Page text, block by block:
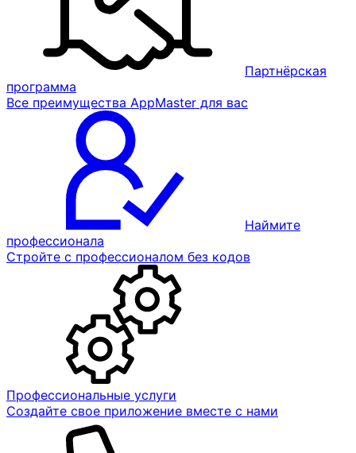
Партнёрская
программа
Все преимущества AppMaster для вас
Наймите
профессионала
Стройте с профессионалом без кодов
Профессиональные услуги
Создайте свое приложение вместе с нами